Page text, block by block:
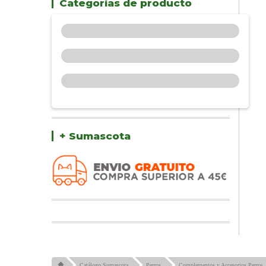
Categorías de producto
+ Sumascota